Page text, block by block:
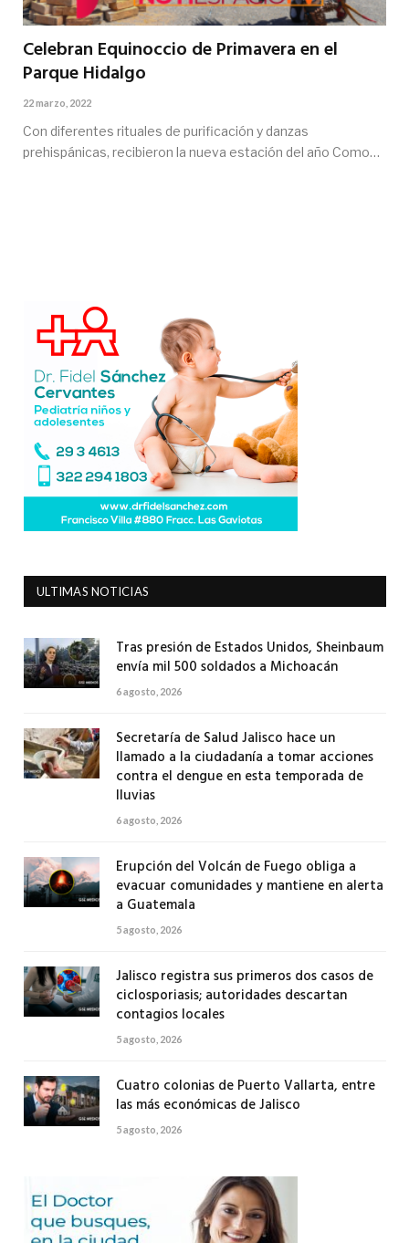
Celebran Equinoccio de Primavera en el
Parque Hidalgo
22 marzo, 2022
Con diferentes rituales de purificación y danzas
prehispánicas, recibieron la nueva estación del año Como…
ULTIMAS NOTICIAS
Tras presión de Estados Unidos, Sheinbaum
envía mil 500 soldados a Michoacán
6 agosto, 2026
Secretaría de Salud Jalisco hace un
llamado a la ciudadanía a tomar acciones
contra el dengue en esta temporada de
lluvias
6 agosto, 2026
Erupción del Volcán de Fuego obliga a
evacuar comunidades y mantiene en alerta
a Guatemala
5 agosto, 2026
Jalisco registra sus primeros dos casos de
ciclosporiasis; autoridades descartan
contagios locales
5 agosto, 2026
Cuatro colonias de Puerto Vallarta, entre
las más económicas de Jalisco
5 agosto, 2026